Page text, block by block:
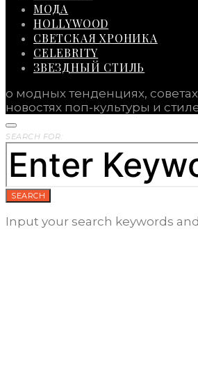
МОДА
HOLLYWOOD
СВЕТСКАЯ ХРОНИКА
CELEBRITY
ЗВЕЗДНЫЙ СТИЛЬ
о модных тенденциях,
новостях поп-культуры и
SEARCH FOR:
SEARCH
Input your search keywords